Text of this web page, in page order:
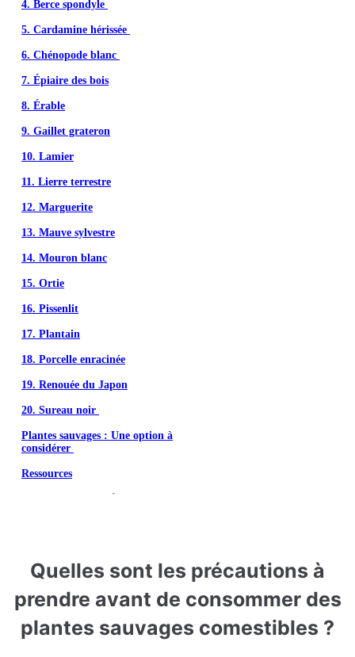
4. Berce spondyle
5. Cardamine hérissée
6. Chénopode blanc
7. Épiaire des bois
8. Érable
9. Gaillet grateron
10. Lamier
11. Lierre terrestre
12. Marguerite
13. Mauve sylvestre
14. Mouron blanc
15. Ortie
16. Pissenlit
17. Plantain
18. Porcelle enracinée
19. Renouée du Japon
20. Sureau noir
Plantes sauvages : Une option à
considérer
Ressources
Quelles sont les précautions à
prendre avant de consommer des
plantes sauvages comestibles ?